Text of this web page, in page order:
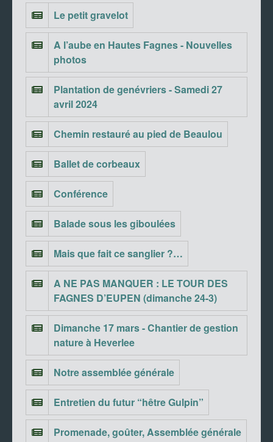
Le petit gravelot
A l’aube en Hautes Fagnes - Nouvelles
photos
Plantation de genévriers - Samedi 27
avril 2024
Chemin restauré au pied de Beaulou
Ballet de corbeaux
Conférence
Balade sous les giboulées
Mais que fait ce sanglier ?…
A NE PAS MANQUER : LE TOUR DES
FAGNES D’EUPEN (dimanche 24-3)
Dimanche 17 mars - Chantier de gestion
nature à Heverlee
Notre assemblée générale
Entretien du futur “hêtre Gulpin”
Promenade, goûter, Assemblée générale